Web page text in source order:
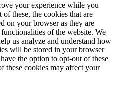
your experience while you
these, the cookies that are
on your browser as they are
of the website. We
us analyze and understand how
will be stored in your browser
the option to opt-out of these
these cookies may affect your